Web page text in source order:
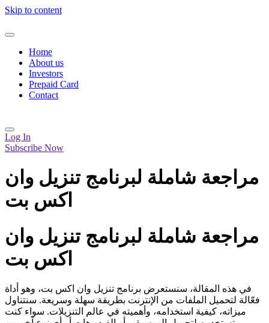
Skip to content
Home
About us
Investors
Prepaid Card
Contact
Log In
Subscribe Now
مراجعة شاملة لبرنامج تنزيل وان
اكس بت
مراجعة شاملة لبرنامج تنزيل وان
اكس بت
في هذه المقالة، سنستعرض برنامج تنزيل وان اكس بت، وهو أداة
فعّالة لتحميل الملفات من الإنترنت بطريقة سهلة وسريعة. سنتناول
ميزاته، كيفية استخدامه، وأهميته في عالم التنزيلات. سواء كنت